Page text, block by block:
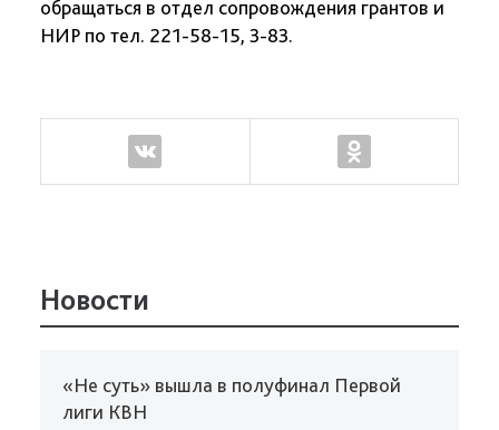
обращаться в отдел сопровождения грантов и
НИР по тел. 221-58-15, 3-83.
Новости
«Не суть» вышла в полуфинал Первой
лиги КВН